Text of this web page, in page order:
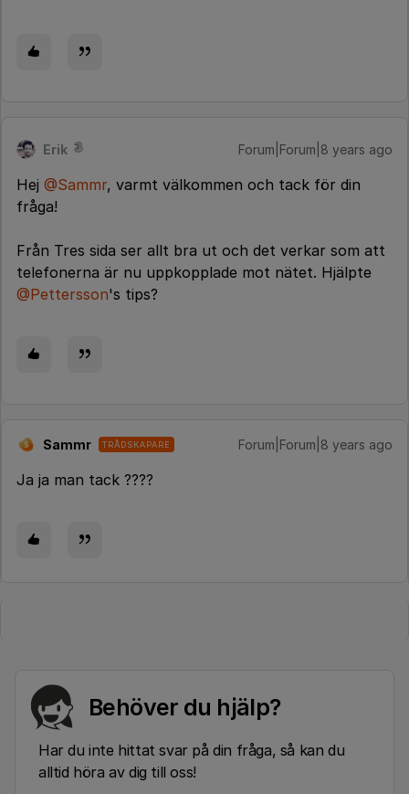
Erik Forum|Forum|8 years ago
Hej @Sammr, varmt välkommen och tack för din
fråga!
Från Tres sida ser allt bra ut och det verkar som att
telefonerna är nu uppkopplade mot nätet. Hjälpte
@Pettersson's tips?
S Sammr TRÅDSKAPARE Forum|Forum|8 years ago
Ja ja man tack ????
Behöver du hjälp?
Har du inte hittat svar på din fråga, så kan du
alltid höra av dig till oss!